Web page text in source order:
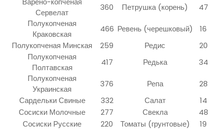
Сервелат
360 Петрушка (корень)
47
Полукопченая
Краковская
466 Ревень (черешковый)
16
Полукопченая Минская
259 Редис
20
Полукопченая
Полтавская
417 Редька
34
Полукопченая
Украинская
376 Репа
28
Сардельки Свиные
332 Салат
14
Сосиски Молочные
277 Свекла
48
Сосиски Русские
220 Томаты (грунтовые)
19